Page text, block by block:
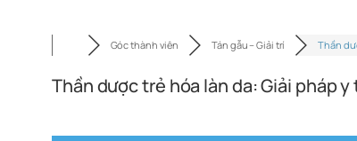
Góc thành viên Tán gẫu – Giải trí Thần
Thần dược trẻ hóa làn da: Giải pháp